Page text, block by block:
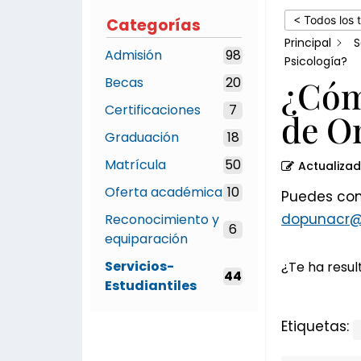
Categorías
Admisión
98
Becas
20
Certificaciones
7
Graduación
18
Matrícula
50
Oferta académica 10
Reconocimiento y
equiparación
6
Servicios-
Estudiantiles
44
< Todos los
Principal
Psicología?
de
Puedes
¿Te ha
Etiquetas: